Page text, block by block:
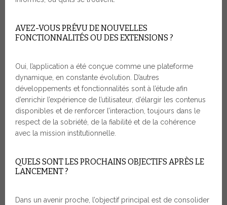
AVEZ-VOUS PRÉVU DE NOUVELLES
FONCTIONNALITÉS OU DES EXTENSIONS ?
Oui, l’application a été conçue comme une plateforme
dynamique, en constante évolution. D’autres
développements et fonctionnalités sont à l’étude afin
d’enrichir l’expérience de l’utilisateur, d’élargir les contenus
disponibles et de renforcer l’interaction, toujours dans le
respect de la sobriété, de la fiabilité et de la cohérence
avec la mission institutionnelle.
QUELS SONT LES PROCHAINS OBJECTIFS APRÈS LE
LANCEMENT ?
Dans un avenir proche, l’objectif principal est de consolider